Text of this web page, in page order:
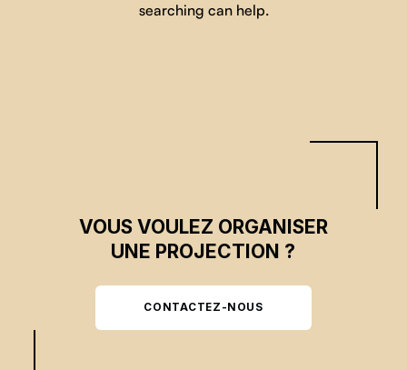
searching can help.
VOUS VOULEZ ORGANISER
UNE PROJECTION ?
CONTACTEZ-NOUS